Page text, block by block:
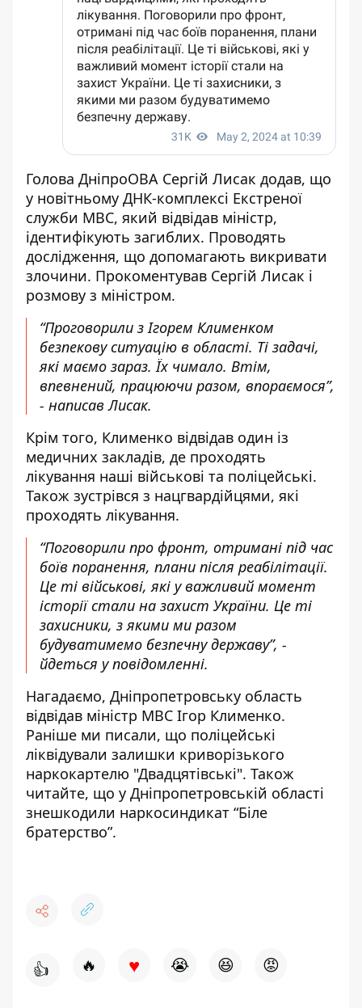
Голова ДніпроОВА Сергій Лисак додав, що
у новітньому ДНК-комплексі Екстреної
служби МВС, який відвідав міністр,
ідентифікують загиблих. Проводять
дослідження, що допомагають викривати
злочини. Прокоментував Сергій Лисак і
розмову з міністром.
“Проговорили з Ігорем Клименком
безпекову ситуацію в області. Ті задачі,
які маємо зараз. Їх чимало. Втім,
впевнений, працюючи разом, впораємося”,
- написав Лисак.
Крім того, Клименко відвідав один із
медичних закладів, де проходять
лікування наші військові та поліцейські.
Також зустрівся з нацгвардійцями, які
проходять лікування.
“Поговорили про фронт, отримані під час
боїв поранення, плани після реабілітації.
Це ті військові, які у важливий момент
історії стали на захист України. Це ті
захисники, з якими ми разом
будуватимемо безпечну державу”, -
йдеться у повідомленні.
Нагадаємо, Дніпропетровську область
відвідав міністр МВС Ігор Клименко.
Раніше ми писали, що поліцейські
ліквідували залишки криворізького
наркокартелю "Двадцятівські". Також
читайте, що у Дніпропетровській області
знешкодили наркосиндикат “Біле
братерство”.
👍 🔥 ♥ 😭 😆 😡